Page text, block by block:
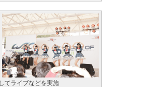
てライブなどを実施